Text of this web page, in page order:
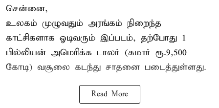
சென்னை,
உலகம் முழுவதும் அரங்கம் நிறைந்த
காட்சிகளாக ஓடிவரும் இப்படம், தற்போது 1
பில்லியன் அமெரிக்க டாலர் (சுமார் ரூ.9,500
கோடி) வசூலை கடந்து சாதனை படைத்துள்ளது.
Read More